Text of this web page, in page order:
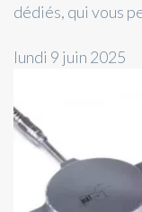
dédiés, qui vous
lundi 9 juin 2025